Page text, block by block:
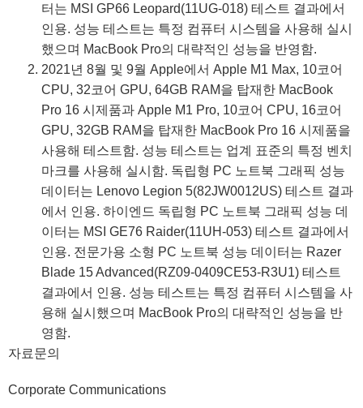
터는 MSI GP66 Leopard(11UG-018) 테스트 결과에서
인용. 성능 테스트는 특정 컴퓨터 시스템을 사용해 실시
했으며 MacBook Pro의 대략적인 성능을 반영함.
2021년 8월 및 9월 Apple에서 Apple M1 Max, 10코어
CPU, 32코어 GPU, 64GB RAM을 탑재한 MacBook
Pro 16 시제품과 Apple M1 Pro, 10코어 CPU, 16코어
GPU, 32GB RAM을 탑재한 MacBook Pro 16 시제품을
사용해 테스트함. 성능 테스트는 업계 표준의 특정 벤치
마크를 사용해 실시함. 독립형 PC 노트북 그래픽 성능
데이터는 Lenovo Legion 5(82JW0012US) 테스트 결과
에서 인용. 하이엔드 독립형 PC 노트북 그래픽 성능 데
이터는 MSI GE76 Raider(11UH-053) 테스트 결과에서
인용. 전문가용 소형 PC 노트북 성능 데이터는 Razer
Blade 15 Advanced(RZ09-0409CE53-R3U1) 테스트
결과에서 인용. 성능 테스트는 특정 컴퓨터 시스템을 사
용해 실시했으며 MacBook Pro의 대략적인 성능을 반
영함.
자료문의
Corporate Communications